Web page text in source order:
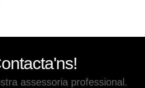
assessoria professional.